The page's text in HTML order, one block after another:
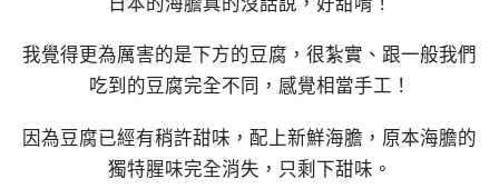
我覺得更為厲害的是下方的豆腐，很紮實、跟一般我們
吃到的豆腐完全不同，感覺相當手工！
因為豆腐已經有稍許甜味，配上新鮮海膽，原本海膽的
獨特腥味完全消失，只剩下甜味。